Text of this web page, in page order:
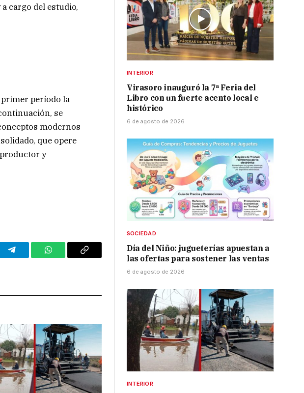
cargo del estudio,
primer período la
se
modernos
que opere
y
Telegram WhatsAppCopy
INTERIOR
Virasoro inauguró la 7ª Feria del
Libro con un fuerte acento local e
histórico
6 de agosto de 2026
SOCIEDAD
Día del Niño: jugueterías apuestan a
las ofertas para sostener las ventas
6 de agosto de 2026
INTERIOR